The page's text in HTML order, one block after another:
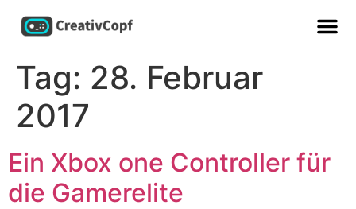
Tag: 28. Februar
2017
Ein Xbox one Controller für
die Gamerelite